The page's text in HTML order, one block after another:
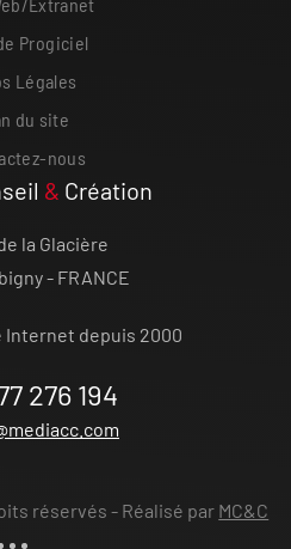
Progiciel
Légales
du site
nous
& Création
la Glacière
- FRANCE
Internet depuis 2000
276 194
réservés - Réalisé par MC&C